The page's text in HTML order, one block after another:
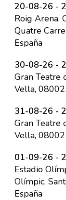
20-08-26 -
Roig Arena,
Quatre
España
30-08-26 -
Gran Teatre
Vella, 08002
31-08-26 -
Gran Teatre
Vella, 08002
01-09-26 -
Estadio
Olímpic,
España